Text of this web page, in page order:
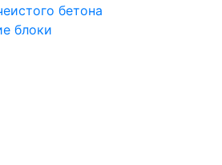
бетона
блоки